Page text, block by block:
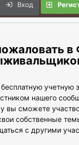
Вход
учетную
нашего
вы сможете
собственные
с другими